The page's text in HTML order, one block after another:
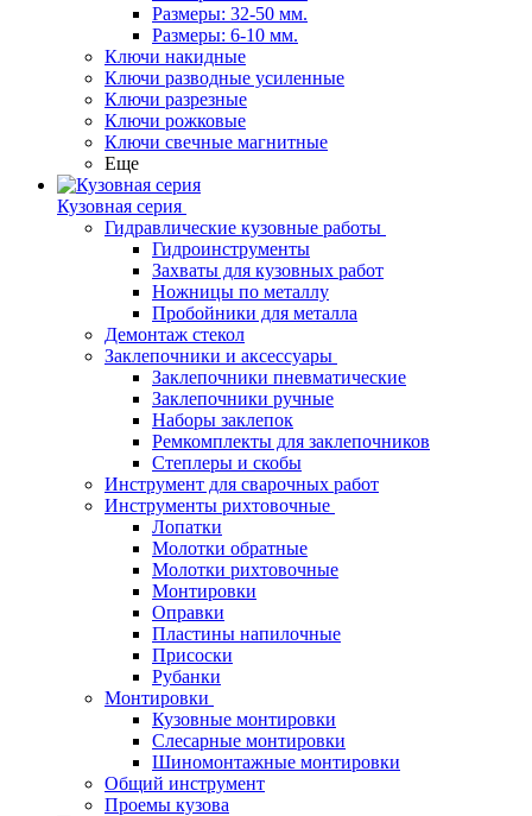
Размеры: 32-50 мм.
Размеры: 6-10 мм.
Ключи накидные
Ключи разводные усиленные
Ключи разрезные
Ключи рожковые
Ключи свечные магнитные
Еще
Кузовная серия
Гидравлические кузовные работы
Гидроинструменты
Захваты для кузовных работ
Ножницы по металлу
Пробойники для металла
Демонтаж стекол
Заклепочники и аксессуары
Заклепочники пневматические
Заклепочники ручные
Наборы заклепок
Ремкомплекты для заклепочников
Степлеры и скобы
Инструмент для сварочных работ
Инструменты рихтовочные
Лопатки
Молотки обратные
Молотки рихтовочные
Монтировки
Оправки
Пластины напилочные
Присоски
Рубанки
Монтировки
Кузовные монтировки
Слесарные монтировки
Шиномонтажные монтировки
Общий инструмент
Проемы кузова